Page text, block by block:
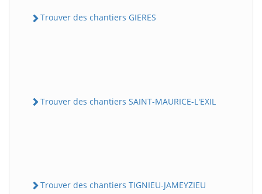
Trouver des chantiers GIERES
Trouver des chantiers SAINT-MAURICE-L'EXIL
Trouver des chantiers TIGNIEU-JAMEYZIEU